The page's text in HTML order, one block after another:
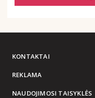
KONTAKTAI
REKLAMA
NAUDOJIMOSI TAISYKLĖS